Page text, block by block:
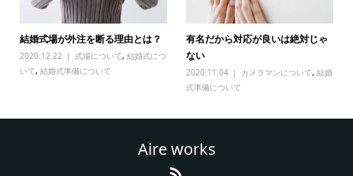
結婚式場が外注を断る理由とは？
2020.12.22 式場について, 結婚式につ
いて, 結婚式準備について
有名だから対応が良いは絶対じゃ
ない
2020.11.04 カメラマンについて,結婚
式準備について
Aire works